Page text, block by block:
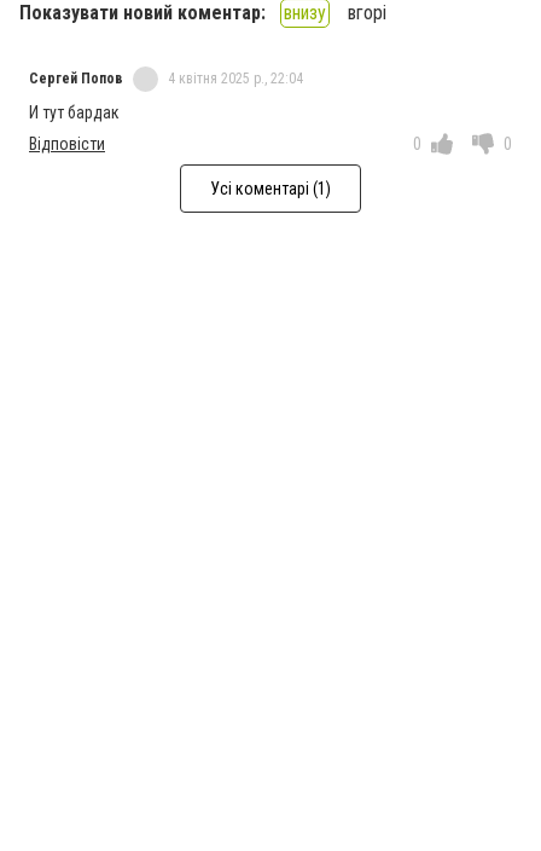
Показувати новий коментар: внизу вгорі
Сергей Попов 4 квітня 2025 р., 22:04
И тут бардак
Відповісти
0 0
Усі коментарі (1)